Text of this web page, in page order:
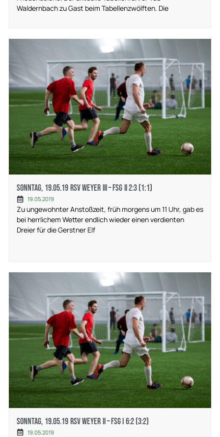
Waldernbach zu Gast beim Tabellenzwölften. Die
Sonntag, 19.05.19 RSV Weyer III – FSG II 2:3 (1:1)
19.05.2019
Zu ungewohnter Anstoßzeit, früh morgens um 11 Uhr, gab es
bei herrlichem Wetter endlich wieder einen verdienten
Dreier für die Gerstner Elf
Sonntag, 19.05.19 RSV Weyer II – FSG I 6:2 (3:2)
19.05.2019